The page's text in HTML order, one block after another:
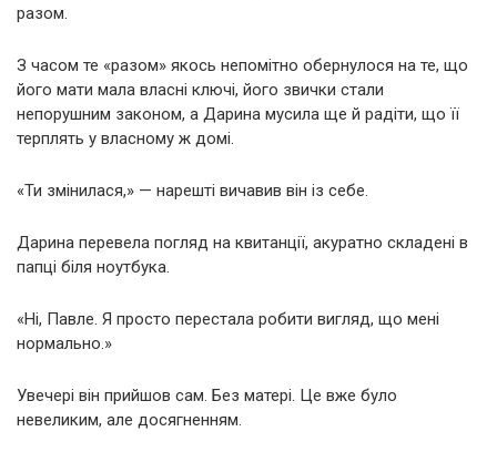
разом.
З часом те «разом» якось непомітно обернулося на те, що
його мати мала власні ключі, його звички стали
непорушним законом, а Дарина мусила ще й радіти, що її
терплять у власному ж домі.
«Ти змінилася,» — нарешті вичавив він із себе.
Дарина перевела погляд на квитанції, акуратно складені в
папці біля ноутбука.
«Ні, Павле. Я просто перестала робити вигляд, що мені
нормально.»
Увечері він прийшов сам. Без матері. Це вже було
невеликим, але досягненням.